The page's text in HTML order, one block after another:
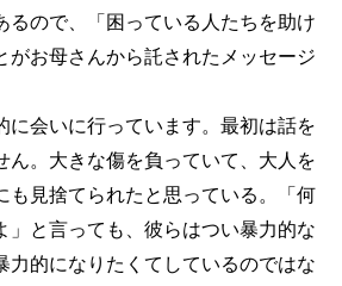
るので、「困っている人たちを助け
がお母さんから託されたメッセージ
に会いに行っています。最初は話を
ん。大きな傷を負っていて、大人を
も見捨てられたと思っている。「何
」と言っても、彼らはつい暴力的な
力的になりたくてしているのではな